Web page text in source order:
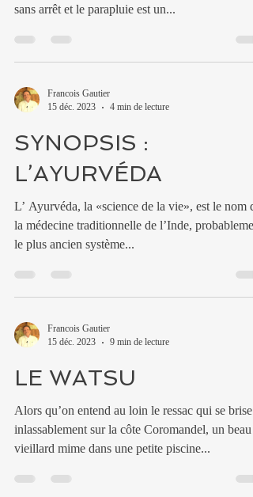
sans arrêt et le parapluie est un...
Francois Gautier
15 déc. 2023
4 min de lecture
SYNOPSIS :
L’AYURVÉDA
L’ Ayurvéda, la «science de la vie», est le nom
la médecine traditionnelle de l’Inde,
le plus ancien système...
Francois Gautier
15 déc. 2023
9 min de lecture
LE WATSU
Alors qu’on entend au loin le ressac qui se brise
inlassablement sur la côte Coromandel, un beau
vieillard mime dans une petite piscine...